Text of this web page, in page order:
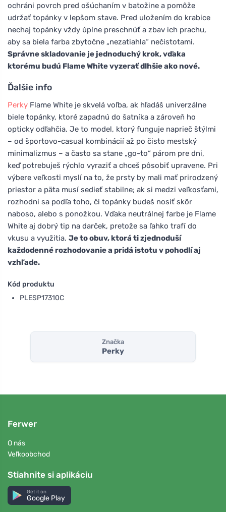
ochráni povrch pred ošúchaním v batožine a pomôže
udržať topánky v lepšom stave. Pred uložením do krabice
nechaj topánky vždy úplne preschnúť a zbav ich prachu,
aby sa biela farba zbytočne „nezatiahla“ nečistotami.
Správne skladovanie je jednoduchý krok, vďaka
ktorému budú Flame White vyzerať dlhšie ako nové.
Ďalšie info
Perky Flame White je skvelá voľba, ak hľadáš univerzálne
biele topánky, ktoré zapadnú do šatníka a zároveň ho
opticky odľahčia. Je to model, ktorý funguje naprieč štýlmi
– od športovo-casual kombinácií až po čisto mestský
minimalizmus – a často sa stane „go-to“ párom pre dni,
keď potrebuješ rýchlo vyraziť a chceš pôsobiť upravene. Pri
výbere veľkosti myslí na to, že prsty by mali mať prirodzený
priestor a päta musí sedieť stabilne; ak si medzi veľkosťami,
rozhodni sa podľa toho, či topánky budeš nosiť skôr
naboso, alebo s ponožkou. Vďaka neutrálnej farbe je Flame
White aj dobrý tip na darček, pretože sa ľahko trafí do
vkusu a využitia. Je to obuv, ktorá ti zjednoduší
každodenné rozhodovanie a pridá istotu v pohodlí aj
vzhľade.
Kód produktu
PLESP17310C
Značka
Perky
Ferwer
O nás
Veľkoobchod
Stiahnite si aplikáciu
Get it on
Google Play